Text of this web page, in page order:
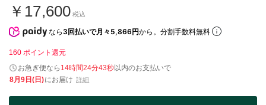
￥17,600 税込
なら 3回払いで月々5,866円から。分割手数料無料
160 ポイント還元
お急ぎ便なら 14時間24分43秒以内のお支払いで
8月9日(日)にお届け 詳細